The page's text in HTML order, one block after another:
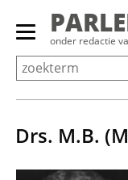
Overslaan
Primair
menu
tonen/verbergen
onder redactie
Drs. M.B.